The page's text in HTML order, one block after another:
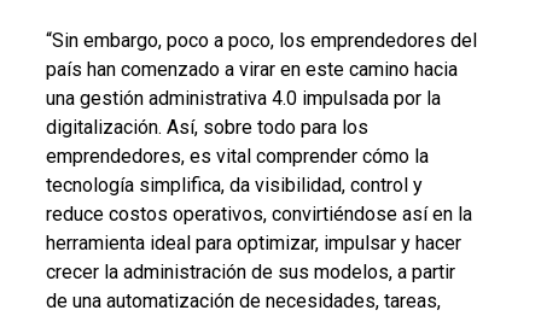
“Sin embargo, poco a poco, los emprendedores del
país han comenzado a virar en este camino hacia
una gestión administrativa 4.0 impulsada por la
digitalización. Así, sobre todo para los
emprendedores, es vital comprender cómo la
tecnología simplifica, da visibilidad, control y
reduce costos operativos, convirtiéndose así en la
herramienta ideal para optimizar, impulsar y hacer
crecer la administración de sus modelos, a partir
de una automatización de necesidades, tareas,